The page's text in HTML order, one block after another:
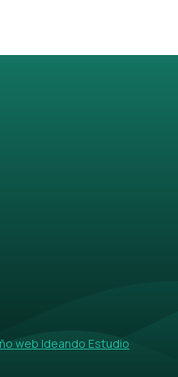
web Ideando Estudio